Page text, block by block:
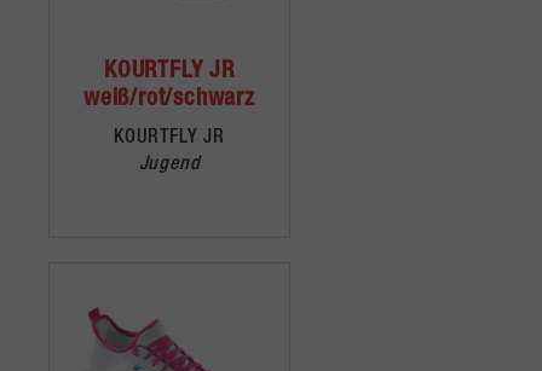
KOURTFLY JR
weiß/rot/schwarz
KOURTFLY JR
Jugend